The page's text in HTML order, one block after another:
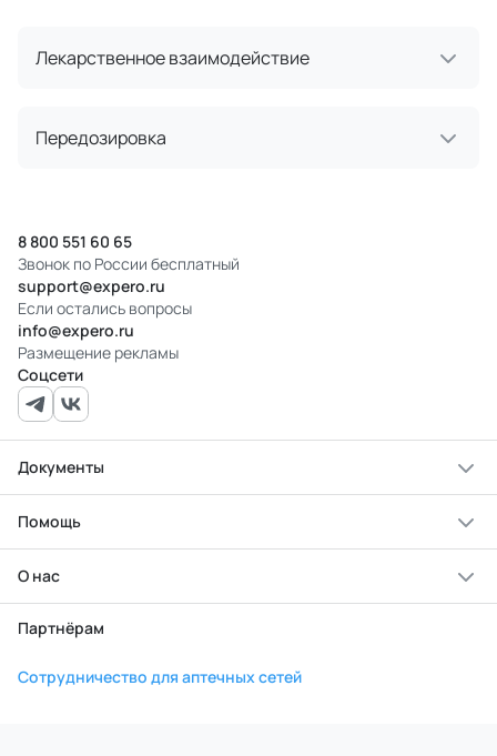
Лекарственное взаимодействие
Передозировка
8 800 551 60 65
Звонок по России бесплатный
support@expero.ru
Если остались вопросы
info@expero.ru
Размещение рекламы
Соцсети
Документы
Помощь
О нас
Партнёрам
Сотрудничество для аптечных сетей